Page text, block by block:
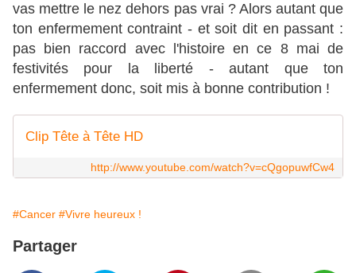
vas mettre le nez dehors pas vrai ? Alors autant que
ton enfermement contraint - et soit dit en passant :
pas bien raccord avec l'histoire en ce 8 mai de
festivités pour la liberté - autant que ton
enfermement donc, soit mis à bonne contribution !
Clip Tête à Tête HD
http://www.youtube.com/watch?v=cQgopuwfCw4
#Cancer #Vivre heureux !
Partager